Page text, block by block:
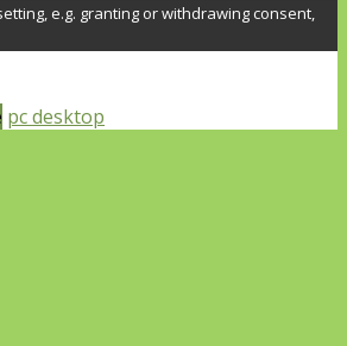
e.g. granting or withdrawing consent,
pc desktop